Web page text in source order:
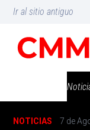
Ir al sitio antiguo
NOTICIAS 7 de